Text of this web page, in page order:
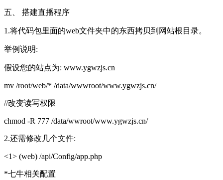
五、 搭建直播程序
1.将代码包里面的web文件夹中的东西拷贝到网站根目录。
举例说明:
假设您的站点为: www.ygwzjs.cn
mv /root/web/* /data/wwwroot/www.ygwzjs.cn/
//改变读写权限
chmod -R 777 /data/wwroot/www.ygwzjs.cn/
2.还需修改几个文件:
<1> (web) /api/Config/app.php
*七牛相关配置